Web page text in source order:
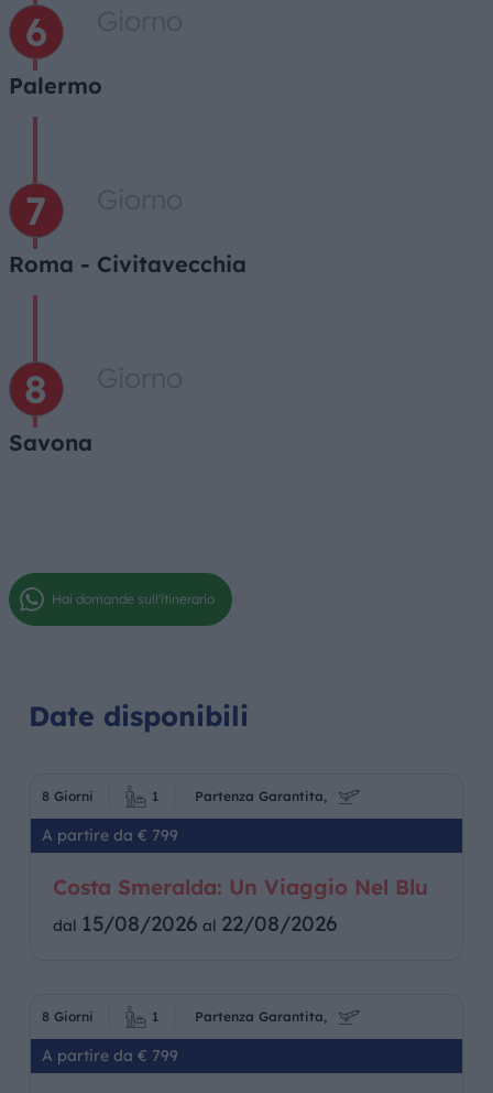
Palermo
Roma - Civitavecchia
Savona
Hai domande sull'itinerario
Date disponibili
8 Giorni 1 Partenza Garantita,
A partire da € 799
Costa Smeralda: Un Viaggio Nel Blu
dal 15/08/2026 al 22/08/2026
8 Giorni 1 Partenza Garantita,
A partire da € 799